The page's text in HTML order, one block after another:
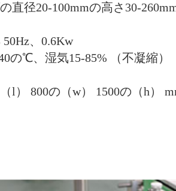
直径20-100mmの高さ30-
50Hz、0.6Kw
の℃、湿気15-85% （不凝縮）
l） 800の（w） 1500の（h）